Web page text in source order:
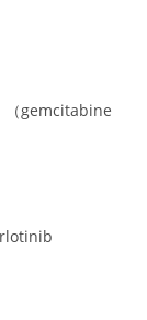
gemcitabine